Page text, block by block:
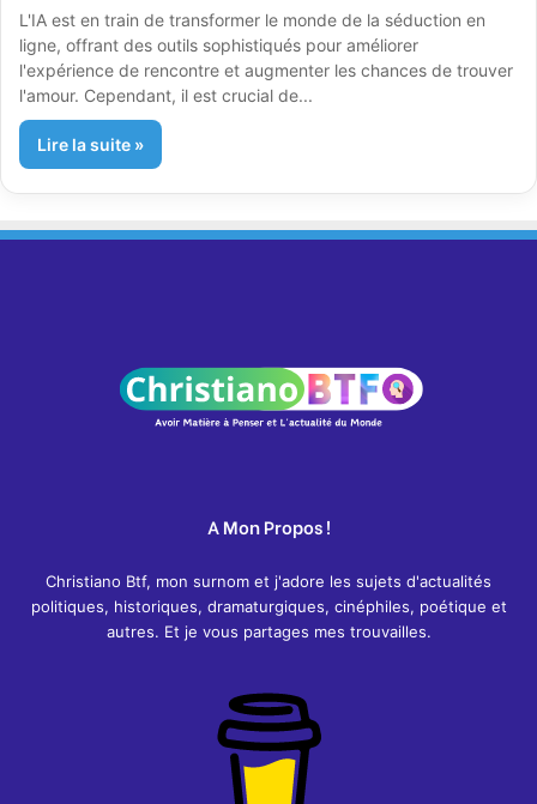
L'IA est en train de transformer le monde de la séduction en
ligne, offrant des outils sophistiqués pour améliorer
l'expérience de rencontre et augmenter les chances de trouver
l'amour. Cependant, il est crucial de...
Lire la suite »
A Mon Propos !
Christiano Btf, mon surnom et j'adore les sujets d'actualités
politiques, historiques, dramaturgiques, cinéphiles, poétique et
autres. Et je vous partages mes trouvailles.